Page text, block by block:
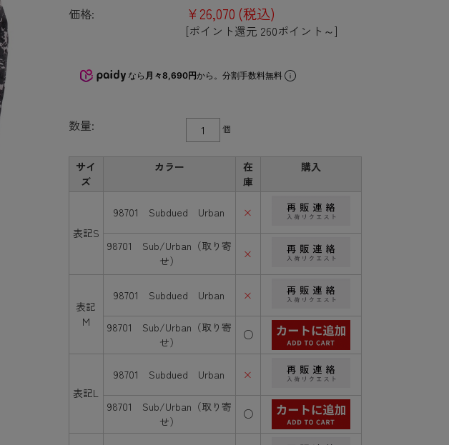
価格: ¥26,070 (税込)
[ポイント還元 260ポイント～]
なら 月々8,690円から。分割手数料無料
数量: 個
サイ
ズ
カラー
在
庫
購入
表記S
98701 Subdued Urban ×
98701 Sub/Urban（取り寄
せ）
×
表記
M
98701 Subdued Urban ×
98701 Sub/Urban（取り寄
せ）
○
表記L
98701 Subdued Urban ×
98701 Sub/Urban（取り寄
せ）
○